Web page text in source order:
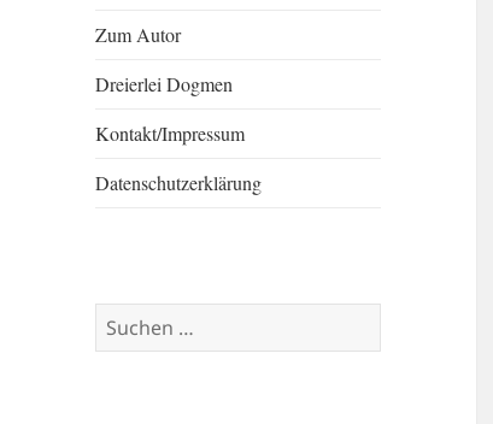
Zum Autor
Dreierlei Dogmen
Kontakt/​​Impressum
Datenschutzerklärung
Suchen
nach: